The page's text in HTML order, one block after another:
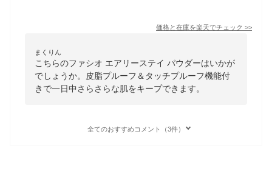
価格と在庫を楽天でチェック >>
まくりん
こちらのファシオ エアリーステイ パウダーはいかが
でしょうか。皮脂プルーフ＆タッチプルーフ機能付
きで一日中さらさらな肌をキープできます。
全てのおすすめコメント（3件）